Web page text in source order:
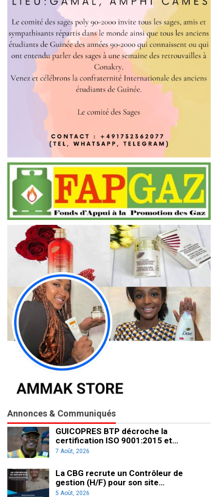
Annonces & Communiqués
GUICOPRES BTP décroche la
certification ISO 9001:2015 et…
7 Août, 2026
La CBG recrute un Contrôleur de
gestion (H/F) pour son site…
5 Août, 2026